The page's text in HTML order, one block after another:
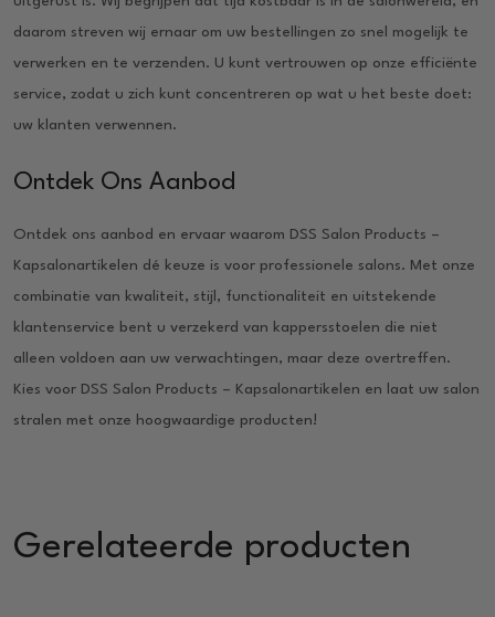
daarom streven wij ernaar om uw bestellingen zo snel mogelijk te
verwerken en te verzenden. U kunt vertrouwen op onze efficiënte
service, zodat u zich kunt concentreren op wat u het beste doet:
uw klanten verwennen.
Ontdek Ons Aanbod
Ontdek ons aanbod en ervaar waarom DSS Salon Products –
Kapsalonartikelen dé keuze is voor professionele salons. Met onze
combinatie van kwaliteit, stijl, functionaliteit en uitstekende
klantenservice bent u verzekerd van kappersstoelen die niet
alleen voldoen aan uw verwachtingen, maar deze overtreffen.
Kies voor DSS Salon Products – Kapsalonartikelen en laat uw salon
stralen met onze hoogwaardige producten!
Gerelateerde producten